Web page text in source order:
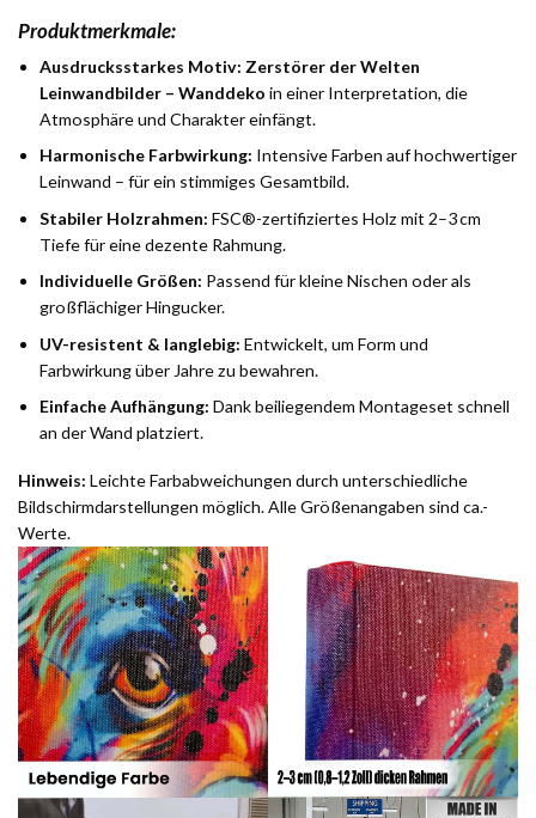
Produktmerkmale:
Ausdrucksstarkes Motiv: Zerstörer der Welten
Leinwandbilder – Wanddeko in einer Interpretation, die
Atmosphäre und Charakter einfängt.
Harmonische Farbwirkung: Intensive Farben auf hochwertiger
Leinwand – für ein stimmiges Gesamtbild.
Stabiler Holzrahmen: FSC®-zertifiziertes Holz mit 2–3 cm
Tiefe für eine dezente Rahmung.
Individuelle Größen: Passend für kleine Nischen oder als
großflächiger Hingucker.
UV-resistent & langlebig: Entwickelt, um Form und
Farbwirkung über Jahre zu bewahren.
Einfache Aufhängung: Dank beiliegendem Montageset schnell
an der Wand platziert.
Hinweis: Leichte Farbabweichungen durch unterschiedliche
Bildschirmdarstellungen möglich. Alle Größenangaben sind ca.-
Werte.